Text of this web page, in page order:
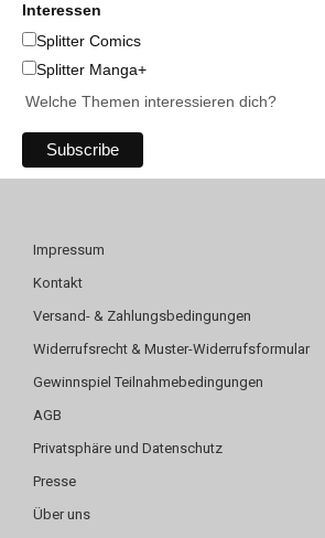
Interessen
Splitter Comics
Splitter Manga+
Welche Themen interessieren dich?
Impressum
Kontakt
Versand- & Zahlungsbedingungen
Widerrufsrecht & Muster-Widerrufsformular
Gewinnspiel Teilnahmebedingungen
AGB
Privatsphäre und Datenschutz
Presse
Über uns